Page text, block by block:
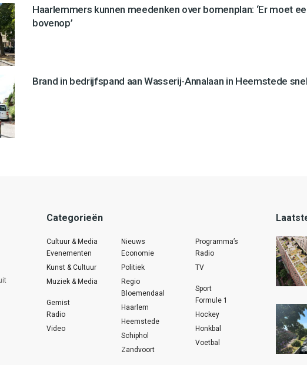
Haarlemmers kunnen meedenken over bomenplan: ‘Er moet
bovenop’
Brand in bedrijfspand aan Wasserij-Annalaan in Heemstede
Categorieën
Cultuur & Media
Evenementen
Kunst & Cultuur
Muziek & Media
Gemist
Radio
Video
Nieuws
Economie
Politiek
Regio
Bloemendaal
Haarlem
Heemstede
Schiphol
Zandvoort
Programma’s
Radio
TV
Sport
Formule 1
Hockey
Honkbal
Voetbal